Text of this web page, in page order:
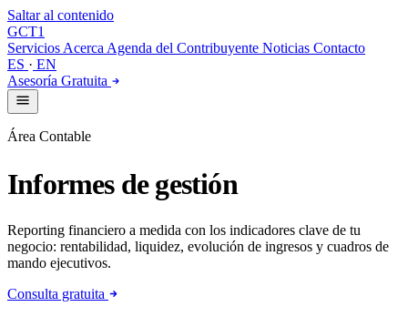
Saltar al contenido
GCT1
Servicios Acerca Agenda del Contribuyente Noticias Contacto
ES · EN
Asesoría Gratuita
Área Contable
Informes de gestión
Reporting financiero a medida con los indicadores clave de tu
negocio: rentabilidad, liquidez, evolución de ingresos y cuadros de
mando ejecutivos.
Consulta gratuita